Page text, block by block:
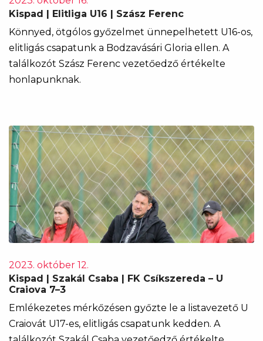
Kispad | Elitliga U16 | Szász Ferenc
Könnyed, ötgólos győzelmet ünnepelhetett U16-os,
elitligás csapatunk a Bodzavásári Gloria ellen. A
találkozót Szász Ferenc vezetőedző értékelte
honlapunknak.
2023. október 12.
Kispad | Szakál Csaba | FK Csíkszereda – U
Craiova 7–3
Emlékezetes mérkőzésen győzte le a listavezető U
Craiovát U17-es, elitligás csapatunk kedden. A